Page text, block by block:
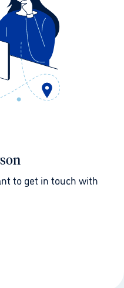
to get in touch with